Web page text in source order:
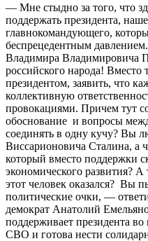
— Мне стыдно за того, что
поддержать президента,
главнокомандующего,
беспрецедентным
Владимира Владимировича
российского народа! Вместо
президентом, заявить, что
коллективную
провокациями. Причем тут
обоснование и вопросы
соединять в одну кучу? Вы
Виссарионовича Сталина, а
который вместо поддержки
экономического развития?
этот человек оказался? Вы
политические очки, —
демократ Анатолий
поддерживает президента
СВО и готова нести